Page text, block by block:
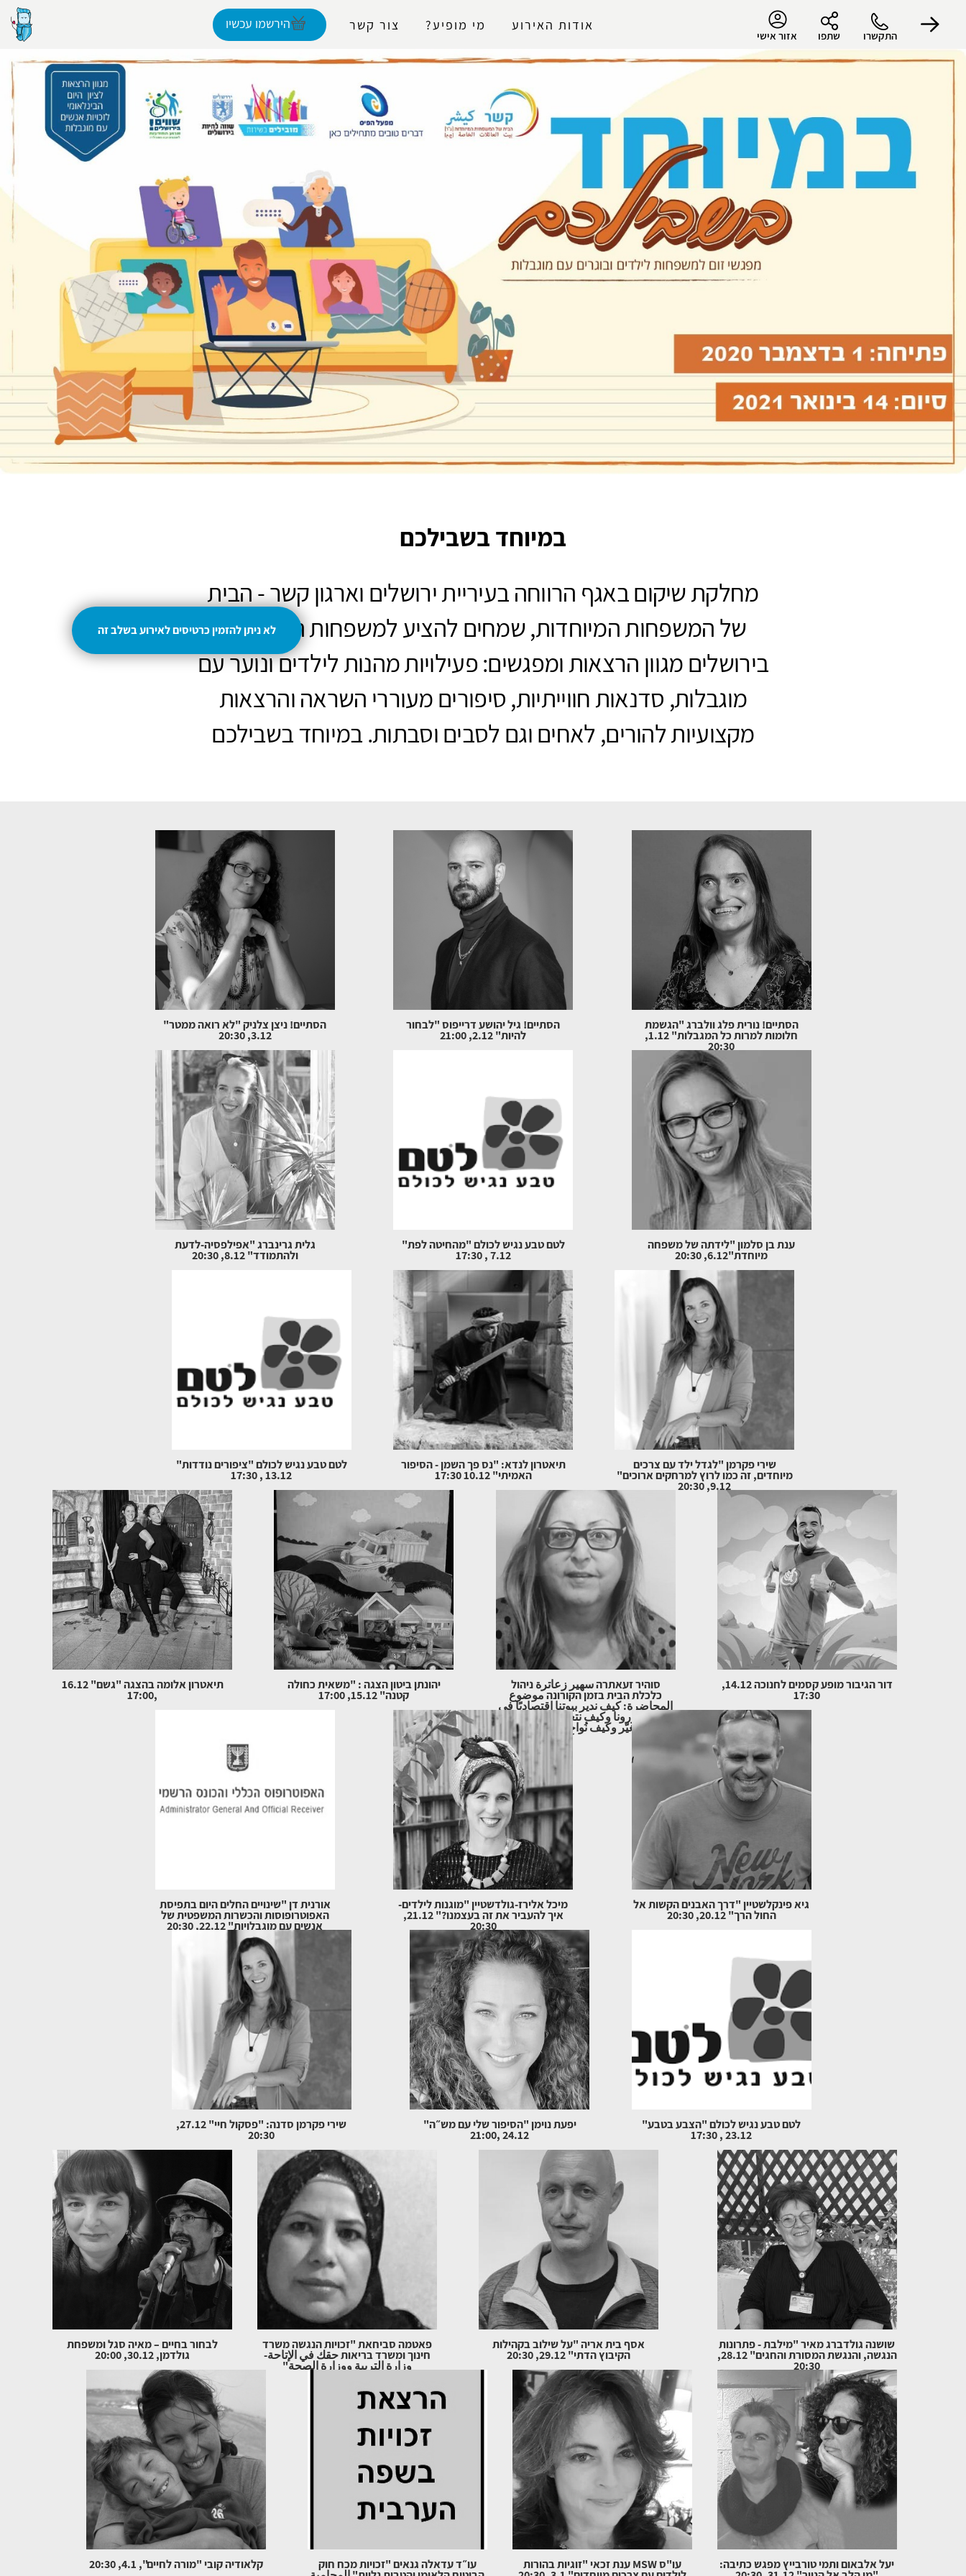
התקשרו שתפו אזור אישי
אודות האירוע מי מופיע? צור קשר הירשמו עכשיו
הפרופיל שלי
במיוחד בשבילכם
מחלקת שיקום באגף הרווחה בעיריית ירושלים וארגון קשר - הבית
של המשפחות המיוחדות, שמחים להציע למשפחות המיוחדות
בירושלים מגוון הרצאות ומפגשים: פעילויות מהנות לילדים ונוער עם
מוגבלות, סדנאות חווייתיות, סיפורים מעוררי השראה והרצאות
מקצועיות להורים, לאחים וגם לסבים וסבתות. במיוחדבשבילכם
הסתיים! נורית פלג וולברג "הגשמת
חלומות למרות כל המגבלות" 1.12,
20:30
הסתיים! גיל יהושע דרייפוס "לבחור
להיות" 2.12, 21:00
הסתיים! ניצן צלניק "לא רואה ממטר"
3.12, 20:30
ענת בן סלמון "לידתה של משפחה
מיוחדת"6.12, 20:30
לטם טבע נגיש לכולם "מהחיטה לפת"
7.12 , 17:30
גלית גרינברג "אפילפסיה-לדעת
ולהתמודד" 8.12, 20:30
שירי פקרמן "לגדל ילד עם צרכים
מיוחדים, זה כמו לרוץ למרחקים ארוכים"
9.12, 20:30
תיאטרון לנדא: "נס פך השמן - הסיפור
האמיתי" 10.12 17:30
לטם טבע נגיש לכולם "ציפורים נודדות"
13.12 , 17:30
דור הגיבור מופע קסמים לחנוכה 14.12,
17:30
סוהיר זעאתרה سهير زعاترة ניהול
כלכלת הבית בזמן הקורונה موضوع
المحاضرة: كيف ندير بيوتنا اقتصاديًا في
زمن الكورونا وكيف نتعامل مع البنوك؟
ما الذي تغيّر وكيف نُواجِه؟ 14.12 20:30
יהונתן ביטון הצגה : "משאית כחולה
קטנה" 15.12, 17:00
תיאטרון אלומה בהצגה "גשם" 16.12
,17:00
גיא פינקלשטיין "דרך האבנים הקשות אל
החול הרך" 20.12, 20:30
מיכל אלירז-גולדשטיין "מוגנות לילדים-
איך להעביר את זה בעצמנו?" 21.12,
20:30
אורנית דן "שינויים החלים היום בתפיסת
האפוטרופוסות והכשרות המשפטית של
אנשים עם מוגבלויות" 22.12, 20:30
לטם טבע נגיש לכולם "הצבע בטבע"
23.12 , 17:30
יפעת נוימן "הסיפור שלי עם מש״ה"
24.12 ,21:00
שירי פקרמן סדנה: "פסקול חיי" 27.12,
20:30
שושנה גולדברג מאיר "מילבת - פתרונות
הנגשה, והנגשת המסורת והחגים" 28.12,
20:30
אסף בית אריה "על שילוב בקהילות
הקיבוץ הדתי" 29.12, 20:30
פאטמה סביחאת "זכויות הנגשה משרד
חינוך ומשרד בריאות حقك في الإتاحة-
وزارة التربية ووزارة الصحة"
לבחור בחיים – מאיה סגל ומשפחת
גולדמן, 30.12, 20:00
יעל אלבאום ותמי טורבייץ מפגש כתיבה: עו"ס MSW ענת זכאי "זוגיות בהורות עו״ד עדאלה גנאים "זכויות מכח חוק קלאודיה קובי "מורה לחיים", 4.1, 20:30
לא ניתן להזמין כרטיסים לאירוע בשלב זה